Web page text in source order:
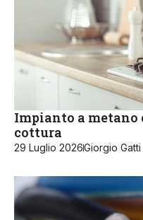
Impianto a metano
cottura
29 Luglio 2026Giorgio